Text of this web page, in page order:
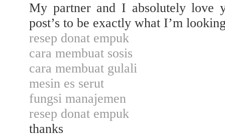
My partner and I absolutely love
post’s to be exactly what I’m
resep donat empuk
cara membuat sosis
cara membuat gulali
mesin es serut
fungsi manajemen
resep donat empuk
thanks